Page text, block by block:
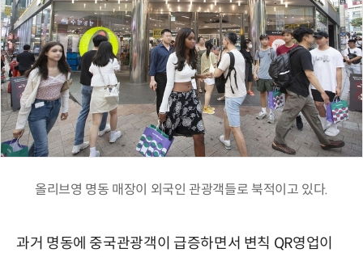
올리브영 명동 매장이 외국인 관광객들로 북적이고 있다.
과거 명동에 중국관광객이 급증하면서 변칙 QR영업이